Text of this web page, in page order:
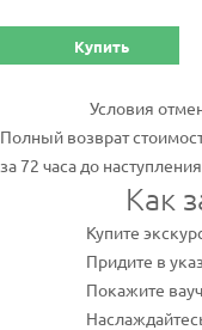
Купить
Условия
Полный возврат
за 72 часа до
Как
Купите
Придите в
Покажите